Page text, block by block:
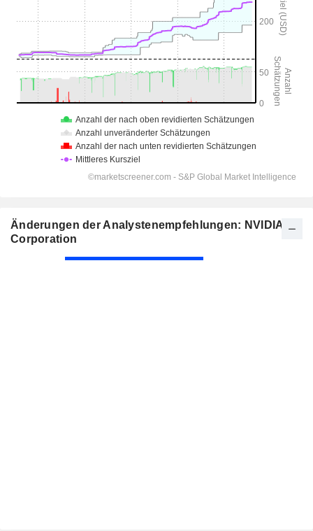
Änderungen der Analystenempfehlungen: NVIDIA
Corporation